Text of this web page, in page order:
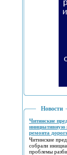
Новости
Читинские
инициативную
ремонта
Читинские
собрали
проблемы